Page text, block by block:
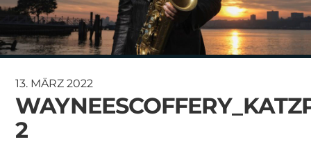
13. MÄRZ 2022
2